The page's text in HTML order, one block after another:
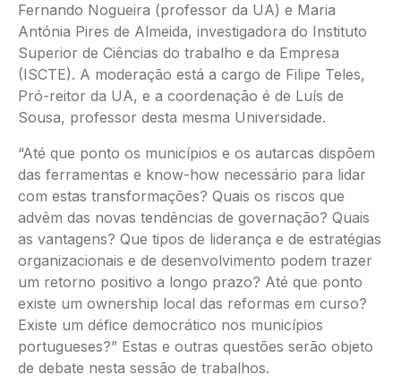
Fernando Nogueira (professor da UA) e Maria
Antónia Pires de Almeida, investigadora do Instituto
Superior de Ciências do trabalho e da Empresa
(ISCTE). A moderação está a cargo de Filipe Teles,
Pró-reitor da UA, e a coordenação é de Luís de
Sousa, professor desta mesma Universidade.
“Até que ponto os municípios e os autarcas dispõem
das ferramentas e know-how necessário para lidar
com estas transformações? Quais os riscos que
advêm das novas tendências de governação? Quais
as vantagens? Que tipos de liderança e de estratégias
organizacionais e de desenvolvimento podem trazer
um retorno positivo a longo prazo? Até que ponto
existe um ownership local das reformas em curso?
Existe um défice democrático nos municípios
portugueses?” Estas e outras questões serão objeto
de debate nesta sessão de trabalhos.